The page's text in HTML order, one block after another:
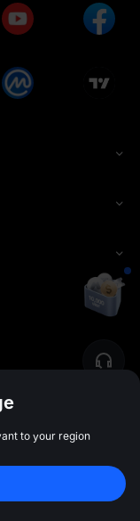
to your region